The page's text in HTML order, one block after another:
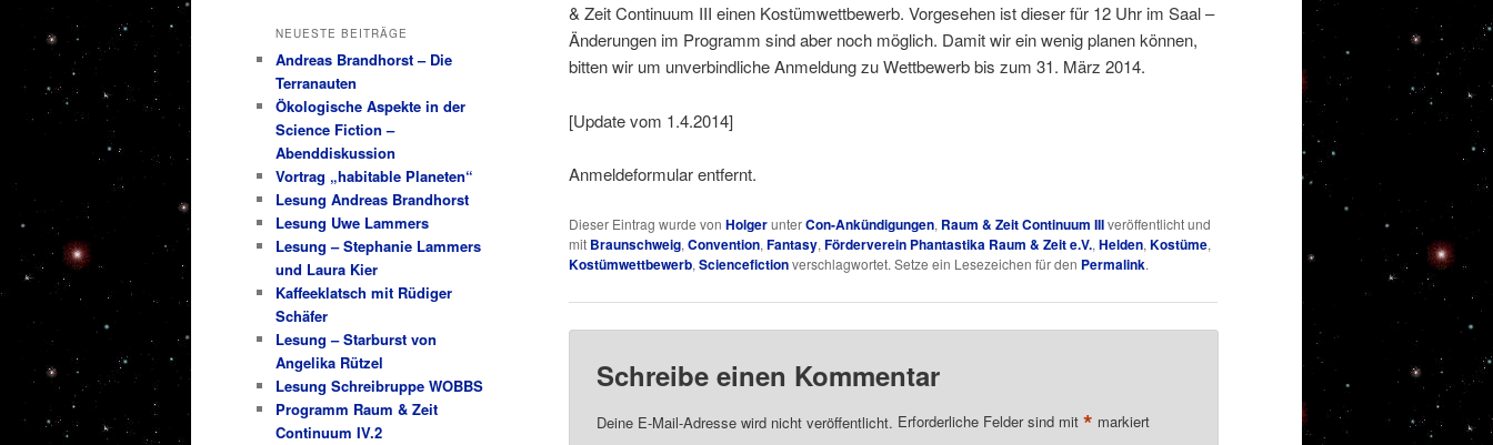
& Zeit Continuum III einen Kostümwettbewerb. Vorgesehen ist dieser für 12 Uhr im Saal –
Änderungen im Programm sind aber noch möglich. Damit wir ein wenig planen können,
bitten wir um unverbindliche Anmeldung zu Wettbewerb bis zum 31. März 2014.
[Update vom 1.4.2014]
Anmeldeformular entfernt.
Dieser Eintrag wurde von HolgerunterCon-Ankündigungen, Raum & Zeit Continuum IIIveröffentlicht und
mit Braunschweig,Convention,Fantasy,Förderverein Phantastika Raum & Zeit e.V.,Helden,Kostüme,
Kostümwettbewerb,Sciencefictionverschlagwortet. Setze ein Lesezeichen für den Permalink.
Schreibe einen Kommentar
Deine E-Mail-Adresse wird nicht veröffentlicht. Erforderliche Felder sind mit* markiert
NEUESTE BEITRÄGE
Andreas Brandhorst – Die
Terranauten
Ökologische Aspekte in der
Science Fiction –
Abenddiskussion
Vortrag „habitable Planeten“
Lesung Andreas Brandhorst
Lesung Uwe Lammers
Lesung – Stephanie Lammers
und Laura Kier
Kaffeeklatsch mit Rüdiger
Schäfer
Lesung – Starburst von
Angelika Rützel
Lesung Schreibruppe WOBBS
Programm Raum & Zeit
Continuum IV.2